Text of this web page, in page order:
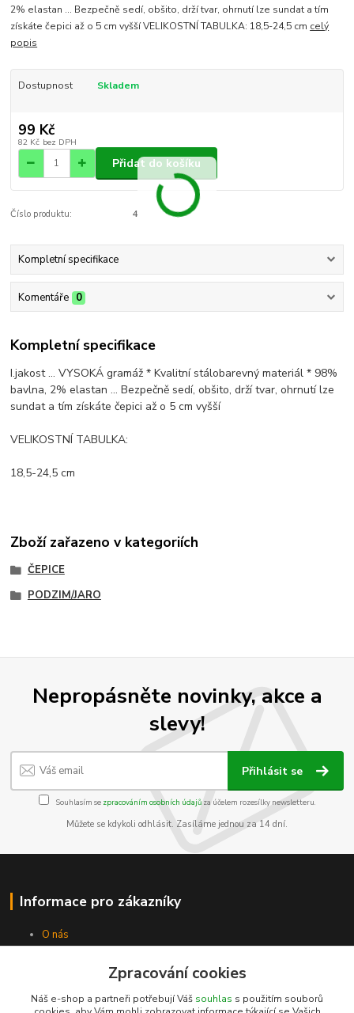
2% elastan ... Bezpečně sedí, obšito, drží tvar, ohrnutí lze sundat a tím
získáte čepici až o 5 cm vyšší VELIKOSTNÍ TABULKA: 18,5-24,5 cm celý
popis
Dostupnost Skladem
99 Kč
82 Kč bez DPH
Přidat do košíku
Číslo produktu: 4
Kompletní specifikace
Komentáře 0
Kompletní specifikace
I.jakost ... VYSOKÁ gramáž * Kvalitní stálobarevný materiál * 98%
bavlna, 2% elastan ... Bezpečně sedí, obšito, drží tvar, ohrnutí lze
sundat a tím získáte čepici až o 5 cm vyšší
VELIKOSTNÍ TABULKA:
18,5-24,5 cm
Zboží zařazeno v kategoriích
ČEPICE
PODZIM/JARO
Nepropásněte novinky, akce a
slevy!
Přihlásit se
Souhlasím se zpracováním osobních údajůza účelem rozesílky newsletteru.
Můžete se kdykoli odhlásit. Zasíláme jednou za 14 dní.
Informace pro zákazníky
O nás
Obchodní podmínkyZpracování cookies
Náš e-shop a partneři potřebují Váš souhlas s použitím souborů